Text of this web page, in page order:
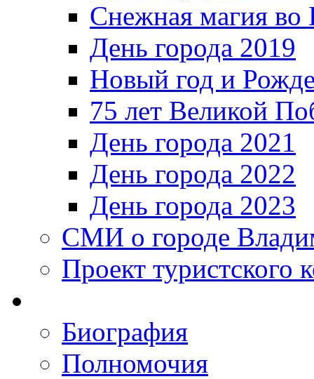
Снежная магия во
День города 2019
Новый год и
75 лет Великой
День города 2021
День города 2022
День города 2023
СМИ о городе
Проект туристского
Биография
Полномочия